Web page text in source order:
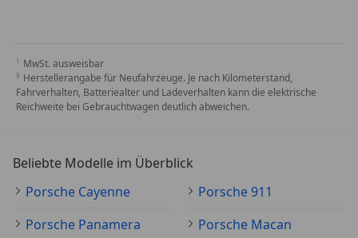
MwSt. ausweisbar
Herstellerangabe für Neufahrzeuge. Je nach Kilometerstand,
Fahrverhalten, Batteriealter und Ladeverhalten kann die elektrische
Reichweite bei Gebrauchtwagen deutlich abweichen.
Beliebte Modelle im Überblick
Porsche Cayenne
Porsche 911
Porsche Panamera
Porsche Macan